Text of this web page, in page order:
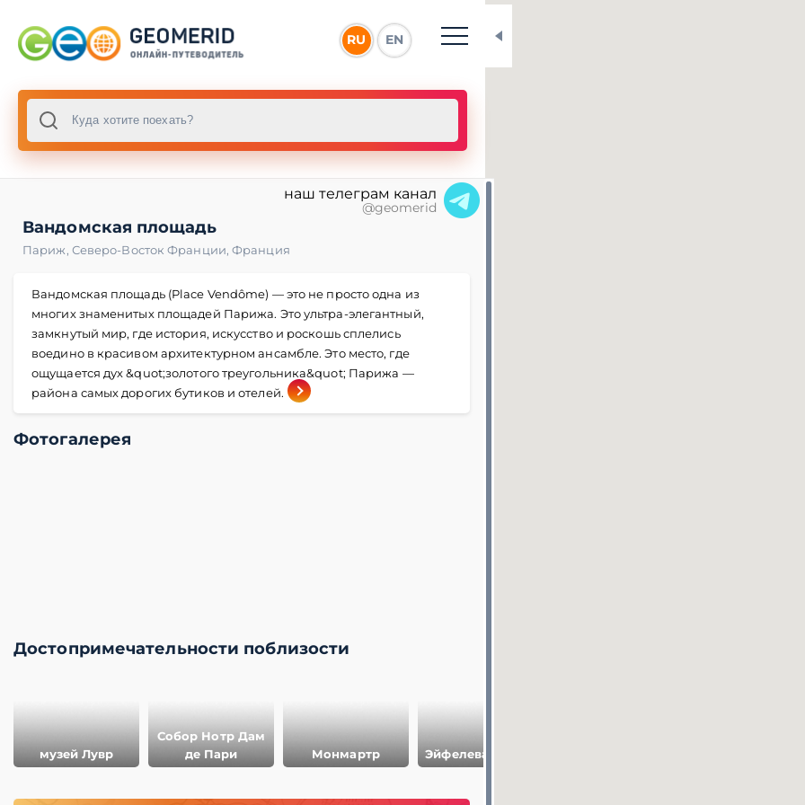
RU EN
наш телеграм канал
@geomerid
Вандомская площадь
Париж, Северо-Восток Франции,Франция
Вандомская площадь (Place Vendôme) — это не просто одна из
многих знаменитых площадей Парижа. Это ультра-элегантный,
замкнутый мир, где история, искусство и роскошь сплелись
воедино в красивом архитектурном ансамбле. Это место, где
ощущается дух &quot;золотого треугольника&quot; Парижа —
района самых дорогих бутиков и отелей.
Фотогалерея
Достопримечательности поблизости
музей Лувр
Собор Нотр Дам
де Пари
Монмартр Эйфелева Башня